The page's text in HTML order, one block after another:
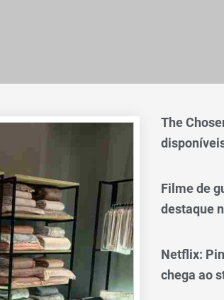
The
Filme de
destaque
Netflix:
chega ao